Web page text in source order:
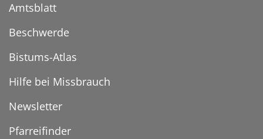
Amtsblatt
Beschwerde
Bistums-Atlas
Hilfe bei Missbrauch
Newsletter
Pfarreifinder